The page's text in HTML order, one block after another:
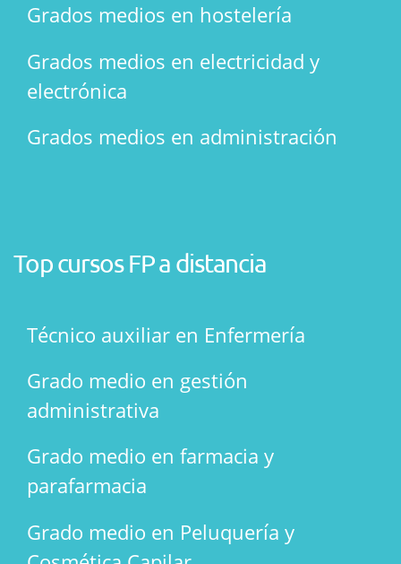
Grados medios en hostelería
Grados medios en electricidad y
electrónica
Grados medios en administración
Top cursos FP a distancia
Técnico auxiliar en Enfermería
Grado medio en gestión
administrativa
Grado medio en farmacia y
parafarmacia
Grado medio en Peluquería y